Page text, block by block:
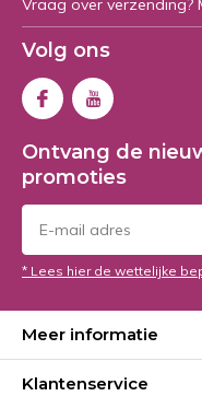
Vraag over verzending?
Volg ons
Ontvang de
promoties
* Lees hier de wettelijke
Meer informatie
Klantenservice